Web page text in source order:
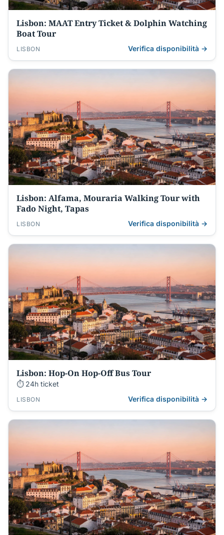
Lisbon: MAAT Entry Ticket & Dolphin Watching
Boat Tour
LISBON Verifica disponibilità →
Lisbon: Alfama, Mouraria Walking Tour with
Fado Night, Tapas
LISBON Verifica disponibilità →
Lisbon: Hop-On Hop-Off Bus Tour
⏱ 24h ticket
LISBON Verifica disponibilità →